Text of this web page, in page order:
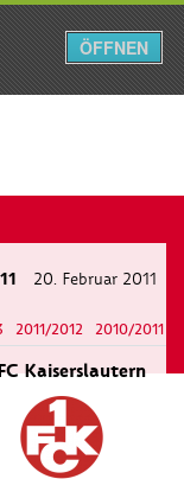
Menü
20. Februar 2011
2011/2012 2010/2011
Kaiserslautern
ÖFFNEN